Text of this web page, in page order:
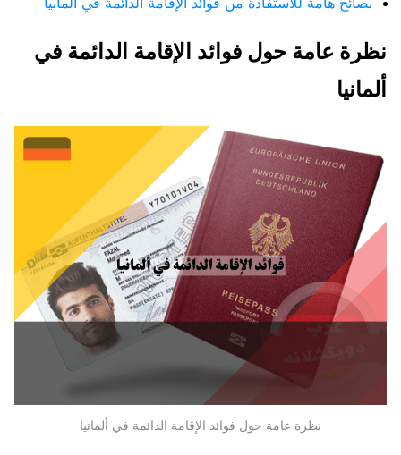
نظرة عامة حول فوائد الإقامة الدائمة في
ألمانيا
نظرة عامة حول فوائد الإقامة الدائمة في ألمانيا